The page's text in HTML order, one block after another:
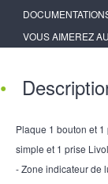
VOUS AIMEREZ
Plaque 1 bouton et
simple et 1 prise
- Zone indicateur de